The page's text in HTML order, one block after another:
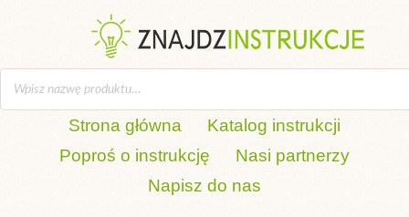
Strona główna
Katalog instrukcji
Poproś o instrukcję
Nasi partnerzy
Napisz do nas